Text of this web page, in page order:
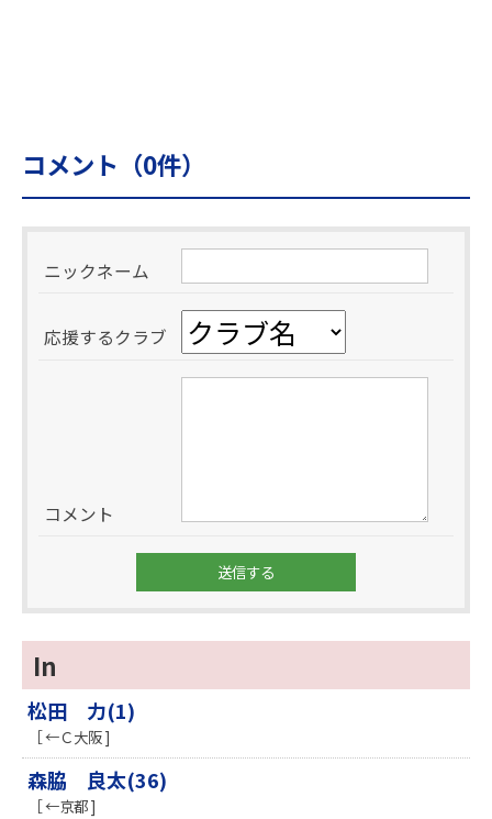
コメント（0件）
ニックネーム
応援するクラブ
コメント
In
松田 力(1)
［ ←Ｃ大阪 ]
森脇 良太(36)
［ ←京都 ]